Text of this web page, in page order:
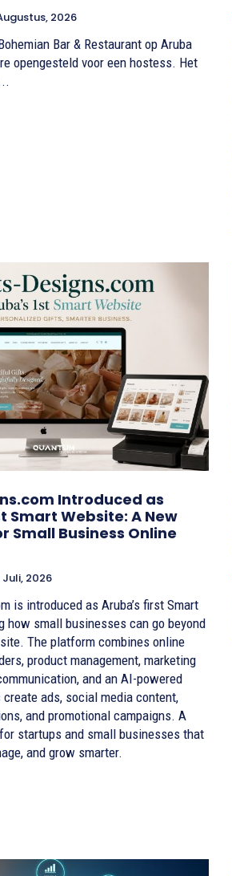
2026
Bar & Restaurant op Aruba
opengesteld voor een hostess. Het
Introduced as
Smart Website: A New
Small Business Online
Juli, 2026
is introduced as Aruba’s first Smart
how small businesses can go beyond
The platform combines online
product management, marketing
and an AI-powered
ads, social media content,
and promotional campaigns. A
startups and small businesses that
and grow smarter.